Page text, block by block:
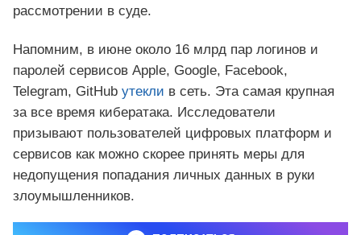
рассмотрении в суде.
Напомним, в июне около 16 млрд пар логинов и
паролей сервисов Apple, Google, Facebook,
Telegram, GitHub утекли в сеть. Эта самая крупная
за все время кибератака. Исследователи
призывают пользователей цифровых платформ и
сервисов как можно скорее принять меры для
недопущения попадания личных данных в руки
злоумышленников.